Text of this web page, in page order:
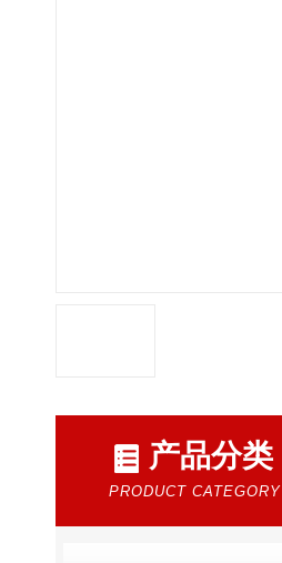
产品分类
PRODUCT CATEGORY